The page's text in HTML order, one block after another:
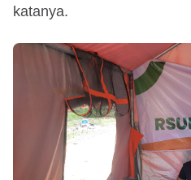
katanya.